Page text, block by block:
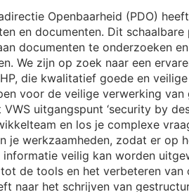
Openbaarheid (PDO)
en documenten. Dit
documenten te onderzoeken
We zijn op zoek naar een
die kwalitatief goede en
voor de veilige verwerking van
uitgangspunt ‘security by
en los je complexe
je werkzaamheden, zodat er op
veilig kan worden
de tools en het verbeteren van
naar het schrijven van